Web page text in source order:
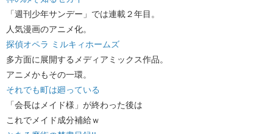
「週刊少年サンデー」では連載２年目。
人気漫画のアニメ化。
探偵オペラ ミルキィホームズ
多方面に展開するメディアミックス作品。
アニメかもその一環。
それでも町は廻っている
「会長はメイド様」が終わった後は
これでメイド成分補給ｗ